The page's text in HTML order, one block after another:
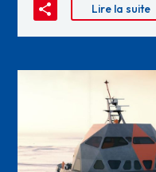
Lire la suite